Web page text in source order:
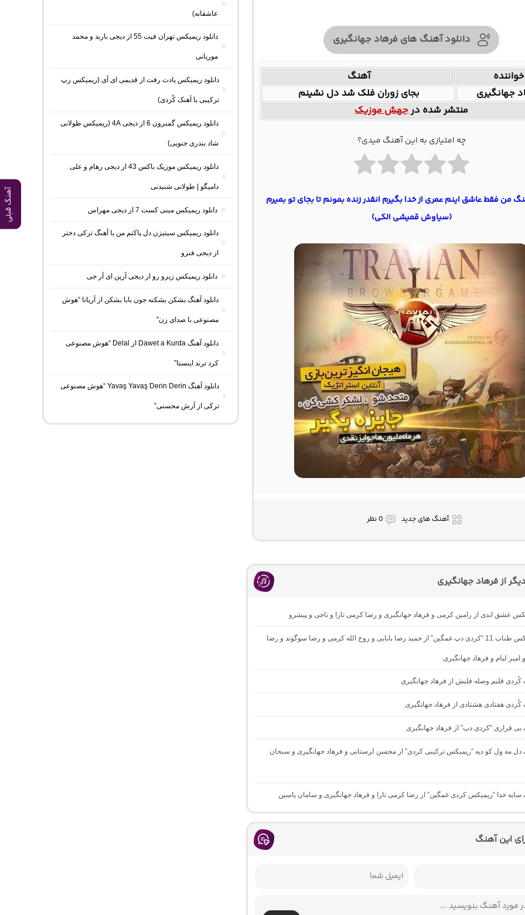
آهنگ قبلی
دانلود آهنگ های فرهاد جهانگیری
خواننده
آهنگ
جهانگیری
بجای زوران فلک شد دل نشینم
منتشر شده درجهش موزیک
چه امتیازی به این آهنگ میدی؟
من فقط عاشق اینم عمری از خدا بگیرم انقدر زنده بمونم تا بجای تو بمیرم
(سیاوش قمیشی الکی)
آهنگ های جدید 0 نظر
از فرهاد جهانگیری
عشق ابدی از رامین کرمی و فرهاد جهانگیری و رضا کرمی تارا و ناجی و پیشرو
دانلود ریمیکس طناب 11 “کردی دپ غمگین” از حمید رضا بابایی و روح الله کرمی و رضا سوگوند و رضا
امیر لیام و فرهاد جهانگیری
کُردی قلبم وصله قلبش از فرهاد جهانگیری
کُردی هفتادی هشتادی از فرهاد جهانگیری
بی قراری “کردی دپ” از فرهاد جهانگیری
دل مه ول کو دیه “ریمیکس ترکیبی کردی” از محسن لرستانی و فرهاد جهانگیری و سبحان
سایه خدا “ریمیکس کردی غمگین” از رضا کرمی تارا و فرهاد جهانگیری و سامان یاسین
این آهنگ
عاشقانه)
دانلود ریمیکس تهران فیت 55 از دیجی باربد و محمد
موریانی
دانلود ریمیکس یادت رفت از قدیمی ای آی (ریمیکس رپ
ترکیبی با آهنک کُردی)
دانلود ریمیکس گمبرون 6 از دیجی 4A (ریمیکس طولانی
شاد بندری جنوبی)
دانلود ریمیکس موزیک باکس 43 از دیجی رهام و علی
دامیگو | طولانی شنیدنی
دانلود ریمیکس مینی کست 7 از دیجی مهراس
دانلود ریمیکس سیتیزن دل پاکتم من با آهنگ ترکی دختر
از دیجی فنزو
دانلود ریمیکس زیرو رو از دیجی آرین ای آر جی
دانلود آهنگ بشکن بشکنه جون بابا بشکن از آریانا “هوش
مصنوعی با صدای زن”
دانلود آهنگ Dawet a Kurda از Delal “هوش مصنوعی
کرد ترند اینستا”
دانلود آهنگ Yavaş Yavaş Derin Derin “هوش مصنوعی
ترکی از آرش محسنی”